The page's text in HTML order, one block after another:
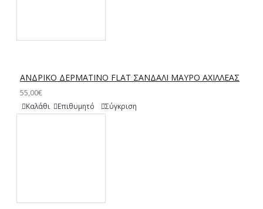
ΑΝΔΡΙΚΟ ΔΕΡΜΑΤΙΝΟ FLAT ΣΑΝΔΑΛΙ ΜΑΥΡΟ ΑΧΙΛΛΕΑΣ
55,00€
Καλάθι Επιθυμητό Σύγκριση